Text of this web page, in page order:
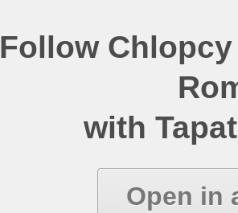
Follow
with
Open in